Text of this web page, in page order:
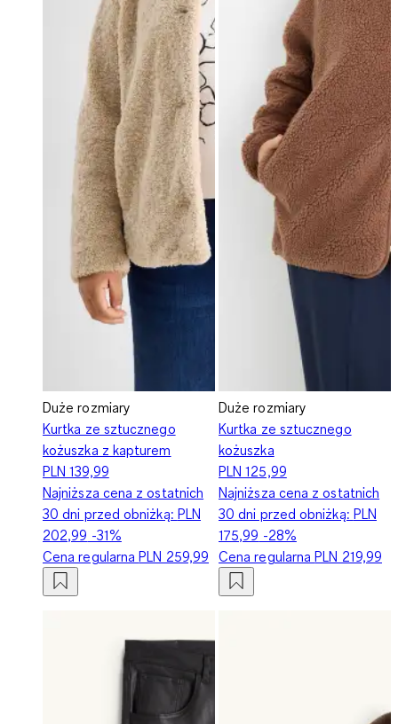
Duże rozmiary
Kurtka ze sztucznego
kożuszka z kapturem
PLN 139,99
Najniższa cena z ostatnich
30 dni przed obniżką: PLN
202,99 -31%
Cena regularnaPLN 259,99
Duże rozmiary
Kurtka ze sztucznego
kożuszka
PLN 125,99
Najniższa cena z ostatnich
30 dni przed obniżką: PLN
175,99 -28%
Cena regularnaPLN 219,99